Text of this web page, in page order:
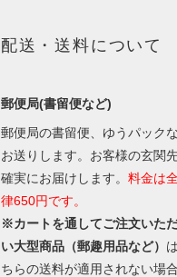
配送・送料について
郵便局(書留便など)
郵便局の書留便、ゆうパック
お送りします。お客様の玄関
確実にお届けします。 料金は
律650円です。
※カートを通してご注文いた
い大型商品（郵趣用品など）
ちらの送料が適用されない場